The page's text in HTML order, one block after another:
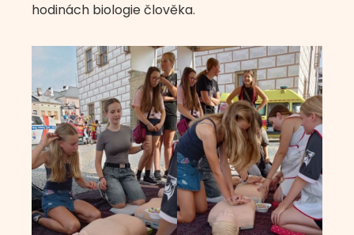
hodinách biologie člověka.